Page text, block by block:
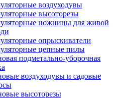
воздуходувы
высоторезы
ножницы для живой
опрыскиватели
цепные пилы
подметально-уборочная
воздуходувы и садовые
высоторезы